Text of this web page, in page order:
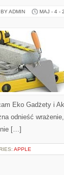
ADMIN MAJ - 4 -
Eko Gadżety i
odnieść
nie […]
APPLE